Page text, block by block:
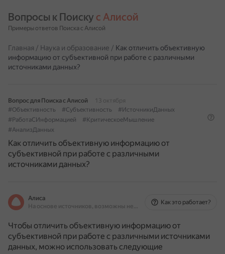
Вопросы к Поиску с Алисой
Примеры ответов Поиска с Алисой
Главная / Наука и образование / Как отличить объективную
информацию от субъективной при работе с различными
источниками данных?
Вопрос для Поиска с Алисой
13 октября
#Объективность
#Субъективность
#ИсточникиДанных
#РаботаСИнформацией
#КритическоеМышление
#АнализДанных
Как отличить объективную информацию от
субъективной при работе с различными
источниками данных?
Алиса
На основе источников, возможны неточности
Как это работает?
Чтобы отличить объективную информацию от
субъективной при работе с различными источниками
данных, можно использовать следующие